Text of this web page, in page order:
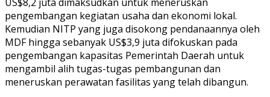
pengembangan kegiatan usaha dan ekonomi lokal.
Kemudian NITP yang juga disokong pendanaannya oleh
MDF hingga sebanyak US$3,9 juta difokuskan pada
pengembangan kapasitas Pemerintah Daerah untuk
mengambil alih tugas-tugas pembangunan dan
meneruskan perawatan fasilitas yang telah dibangun.